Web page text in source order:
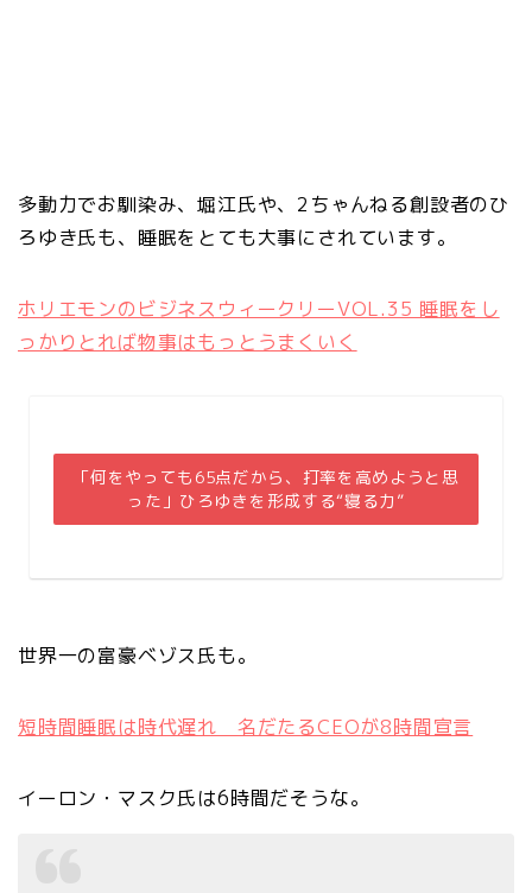
多動力でお馴染み、堀江氏や、2ちゃんねる創設者のひ
ろゆき氏も、睡眠をとても大事にされています。
ホリエモンのビジネスウィークリーVOL.35 睡眠をし
っかりとれば物事はもっとうまくいく
「何をやっても65点だから、打率を高めようと思
った」ひろゆきを形成する“寝る力”
世界一の富豪ベゾス氏も。
短時間睡眠は時代遅れ 名だたるCEOが8時間宣言
イーロン・マスク氏は6時間だそうな。